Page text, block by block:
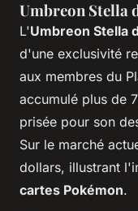
Umbreon Stella
L'Umbreon Stella
d'une exclusivité
aux membres du
accumulé plus de
prisée pour son
Sur le marché
dollars, illustrant
cartes Pokémon.